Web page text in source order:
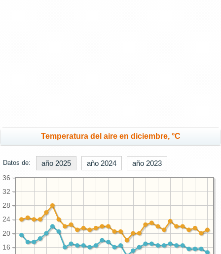
Temperatura del aire en diciembre, °C
Datos de: año 2025 año 2024 año 2023
16
20
24
28
32
36